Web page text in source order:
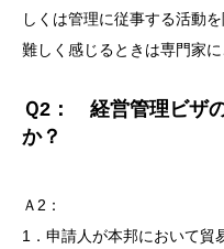
しくは管理に従事する活動
難しく感じるときは専門家に
Ｑ2： 経営管理ビザ
か？
Ａ2：
1．申請人が本邦において貿